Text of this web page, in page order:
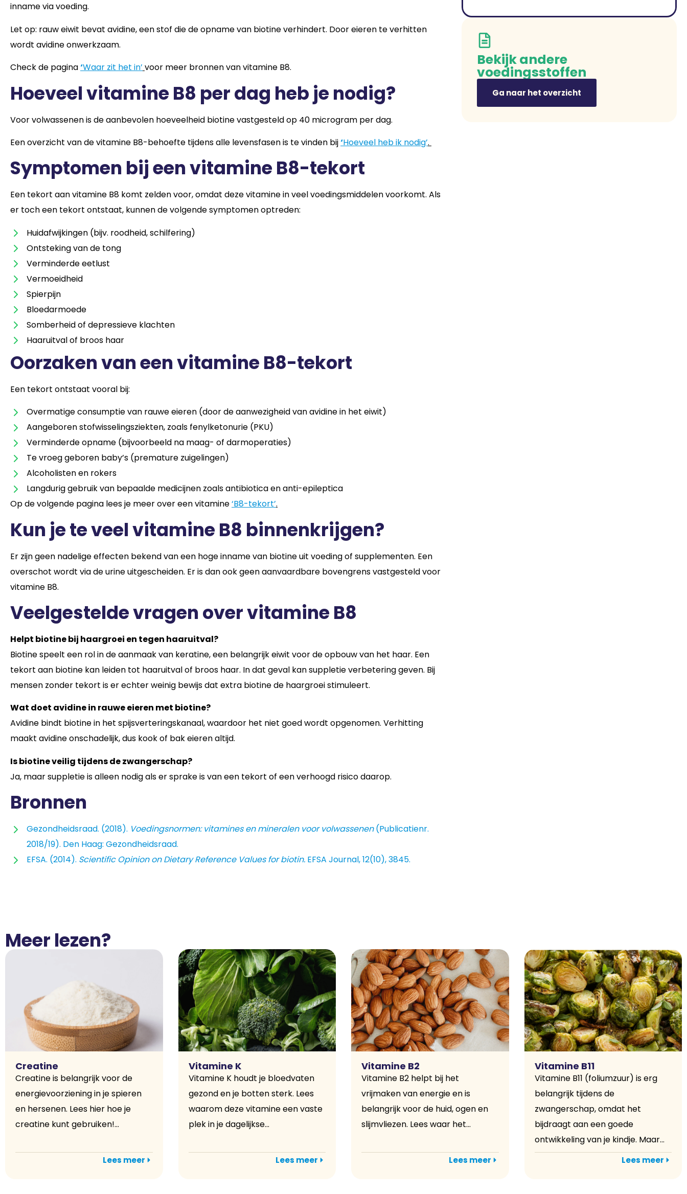
inname via voeding.
Let op: rauw eiwit bevat avidine, een stof die de opname van biotine verhindert. Door eieren te verhitten
wordt avidine onwerkzaam.
Check de pagina‘Waar zit het in’ voor meer bronnen van vitamine B8.
Hoeveel vitamine B8 per dag heb je nodig?
Voor volwassenen is de aanbevolen hoeveelheid biotine vastgesteld op 40 microgram per dag.
Een overzicht van de vitamine B8-behoefte tijdens alle levensfasen is te vinden bij‘Hoeveel heb ik nodig’.
Symptomen bij een vitamine B8-tekort
Een tekort aan vitamine B8 komt zelden voor, omdat deze vitamine in veel voedingsmiddelen voorkomt. Als
er toch een tekort ontstaat, kunnen de volgende symptomen optreden:
Huidafwijkingen (bijv. roodheid, schilfering)
Ontsteking van de tong
Verminderde eetlust
Vermoeidheid
Spierpijn
Bloedarmoede
Somberheid of depressieve klachten
Haaruitval of broos haar
Oorzaken van een vitamine B8-tekort
Een tekort ontstaat vooral bij:
Overmatige consumptie van rauwe eieren (door de aanwezigheid van avidine in het eiwit)
Aangeboren stofwisselingsziekten, zoals fenylketonurie (PKU)
Verminderde opname (bijvoorbeeld na maag- of darmoperaties)
Te vroeg geboren baby’s (premature zuigelingen)
Alcoholisten en rokers
Langdurig gebruik van bepaalde medicijnen zoals antibiotica en anti-epileptica
Op de volgende pagina lees je meer over een vitamine‘B8-tekort’.
Kun je te veel vitamine B8 binnenkrijgen?
Er zijn geen nadelige effecten bekend van een hoge inname van biotine uit voeding of supplementen. Een
overschot wordt via de urine uitgescheiden. Er is dan ook geen aanvaardbare bovengrens vastgesteld voor
vitamine B8.
Veelgestelde vragen over vitamine B8
Helpt biotine bij haargroei en tegen haaruitval?
Biotine speelt een rol in de aanmaak van keratine, een belangrijk eiwit voor de opbouw van het haar. Een
tekort aan biotine kan leiden tot haaruitval of broos haar. In dat geval kan suppletie verbetering geven. Bij
mensen zonder tekort is er echter weinig bewijs dat extra biotine de haargroei stimuleert.
Wat doet avidine in rauwe eieren met biotine?
Avidine bindt biotine in het spijsverteringskanaal, waardoor het niet goed wordt opgenomen. Verhitting
maakt avidine onschadelijk, dus kook of bak eieren altijd.
Is biotine veilig tijdens de zwangerschap?
Ja, maar suppletie is alleen nodig als er sprake is van een tekort of een verhoogd risico daarop.
Bronnen
Gezondheidsraad. (2018). Voedingsnormen: vitamines en mineralen voor volwassenen(Publicatienr.
2018/19). Den Haag: Gezondheidsraad.
EFSA. (2014). Scientific Opinion on Dietary Reference Values for biotin. EFSA Journal, 12(10), 3845.
Bekijk andere
voedingsstoffen
Ga naar het overzicht
Meer lezen?
Creatine
Creatine is belangrijk voor de
energievoorziening in je spieren
en hersenen. Lees hier hoe je
creatine kunt gebruiken!...
Lees meer
Vitamine K
Vitamine K houdt je bloedvaten
gezond en je botten sterk. Lees
waarom deze vitamine een vaste
plek in je dagelijkse...
Lees meer
Vitamine B2
Vitamine B2 helpt bij het
vrijmaken van energie en is
belangrijk voor de huid, ogen en
slijmvliezen. Lees waar het...
Lees meer
Vitamine B11
Vitamine B11 (foliumzuur) is erg
belangrijk tijdens de
zwangerschap, omdat het
bijdraagt aan een goede
ontwikkeling van je kindje. Maar...
Lees meer